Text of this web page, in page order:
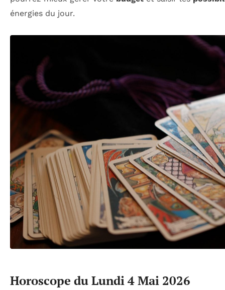
énergies du jour.
Horoscope du Lundi 4 Mai 2026